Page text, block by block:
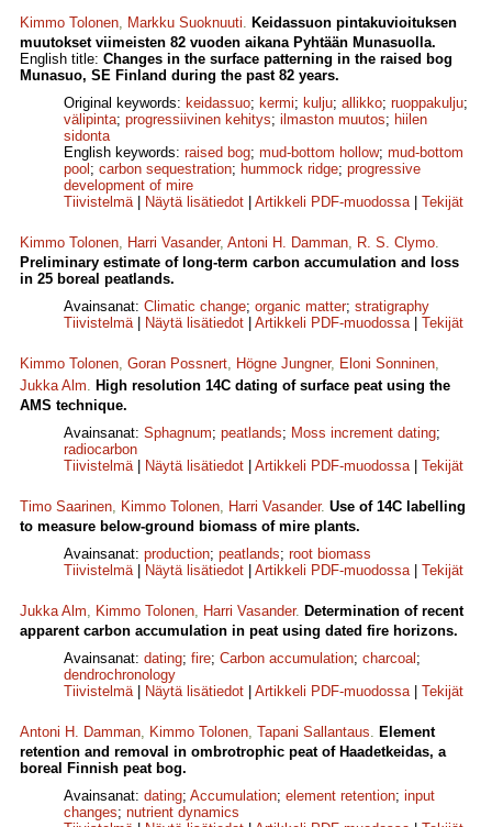
Kimmo Tolonen, Markku Suoknuuti. Keidassuon pintakuvioituksen
muutokset viimeisten 82 vuoden aikana Pyhtään Munasuolla.
English title: Changes in the surface patterning in the raised bog
Munasuo, SE Finland during the past 82 years.
Original keywords: keidassuo; kermi; kulju; allikko; ruoppakulju;
välipinta; progressiivinen kehitys; ilmaston muutos; hiilen
sidonta
English keywords: raised bog; mud-bottom hollow; mud-bottom
pool ; carbon sequestration; hummock ridge; progressive
development of mire
Tiivistelmä| Näytä lisätiedot Artikkeli PDF-muodossa| Tekijät
Kimmo Tolonen, Harri Vasander, Antoni H. Damman, R. S. Clymo.
Preliminary estimate of long-term carbon accumulation and loss
in 25 boreal peatlands.
Avainsanat: Climatic change; organic matter; stratigraphy
Tiivistelmä| Näytä lisätiedot Artikkeli PDF-muodossa| Tekijät
Kimmo Tolonen, Goran Possnert, Högne Jungner, Eloni Sonninen,
Jukka Alm. High resolution 14C dating of surface peat using the
AMS technique.
Avainsanat: Sphagnum; peatlands; Moss increment dating;
radiocarbon
Tiivistelmä| Näytä lisätiedot Artikkeli PDF-muodossa| Tekijät
Timo Saarinen, Kimmo Tolonen, Harri Vasander. Use of 14C labelling
to measure below-ground biomass of mire plants.
Avainsanat: production; peatlands; root biomass
Tiivistelmä| Näytä lisätiedot Artikkeli PDF-muodossa| Tekijät
Jukka Alm, Kimmo Tolonen, Harri Vasander. Determination of recent
apparent carbon accumulation in peat using dated fire horizons.
Avainsanat: dating; fire; Carbon accumulation; charcoal ;
dendrochronology
Tiivistelmä| Näytä lisätiedot Artikkeli PDF-muodossa| Tekijät
Antoni H. Damman, Kimmo Tolonen, Tapani Sallantaus. Element
retention and removal in ombrotrophic peat of Haadetkeidas, a
boreal Finnish peat bog.
Avainsanat: dating; Accumulation; element retention; input
changes; nutrient dynamics